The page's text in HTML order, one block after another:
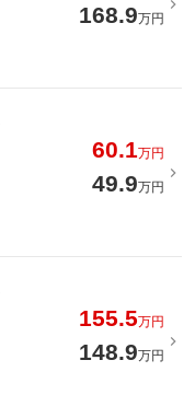
168.9万円
60.1万円
49.9万円
155.5万円
148.9万円